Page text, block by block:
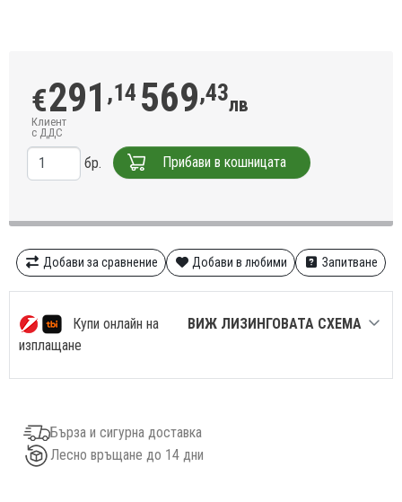
€291 ,14 569,43лв
Клиент
с ДДС
бр. Прибави в кошницата
Добави за сравнение Добави в любими Запитване
Купи онлайн на
изплащане
ВИЖ ЛИЗИНГОВАТА СХЕМА
Бърза и сигурна доставка
Лесно връщане до 14 дни